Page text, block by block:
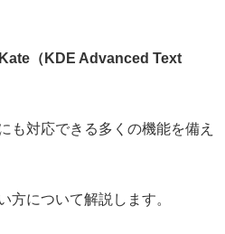
Kate（KDE Advanced Text
も対応できる多くの機能を備え
方について解説します。